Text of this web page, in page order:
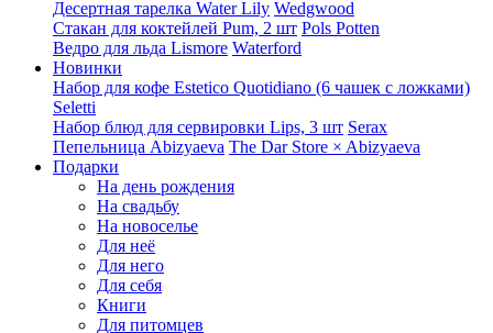
Десертная тарелка Water Lily Wedgwood
Стакан для коктейлей Pum, 2 шт Pols Potten
Ведро для льда Lismore Waterford
Новинки
Набор для кофе Estetico Quotidiano (6 чашек с ложками)
Seletti
Набор блюд для сервировки Lips, 3 шт Serax
Пепельница Abizyaeva The Dar Store × Abizyaeva
Подарки
На день рождения
На свадьбу
На новоселье
Для неё
Для него
Для себя
Книги
Для питомцев